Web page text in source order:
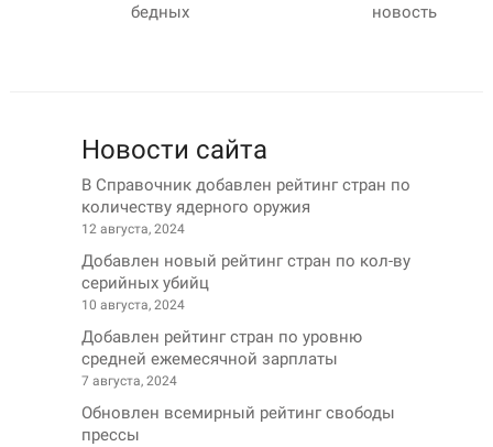
бедных
новость
Новости сайта
В Справочник добавлен рейтинг стран по
количеству ядерного оружия
12 августа, 2024
Добавлен новый рейтинг стран по кол-ву
серийных убийц
10 августа, 2024
Добавлен рейтинг стран по уровню
средней ежемесячной зарплаты
7 августа, 2024
Обновлен всемирный рейтинг свободы
прессы